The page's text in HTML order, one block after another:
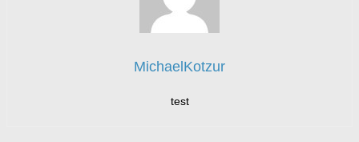
MichaelKotzur
test